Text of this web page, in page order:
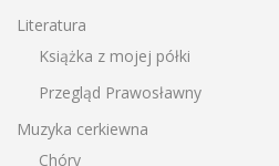
Literatura
Książka z mojej półki
Przegląd Prawosławny
Muzyka cerkiewna
Chóry